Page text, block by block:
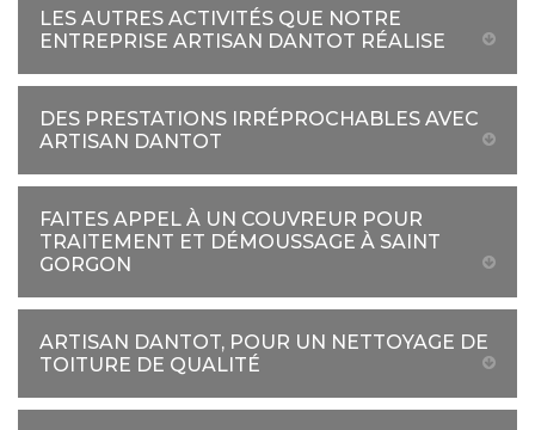
LES AUTRES ACTIVITÉS QUE NOTRE
ENTREPRISE ARTISAN DANTOT RÉALISE
DES PRESTATIONS IRRÉPROCHABLES AVEC
ARTISAN DANTOT
FAITES APPEL À UN COUVREUR POUR
TRAITEMENT ET DÉMOUSSAGE À SAINT
GORGON
ARTISAN DANTOT, POUR UN NETTOYAGE DE
TOITURE DE QUALITÉ